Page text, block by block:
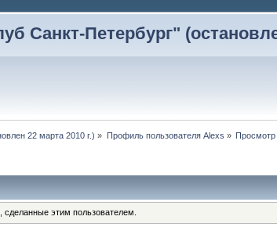
Санкт-Петербург"
22 марта 2010 г.) » Профиль пользователя Alexs »
этим пользователем.